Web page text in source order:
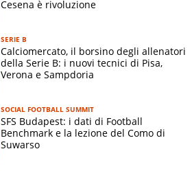
Cesena è rivoluzione
SERIE B
Calciomercato, il borsino degli allenatori
della Serie B: i nuovi tecnici di Pisa,
Verona e Sampdoria
SOCIAL FOOTBALL SUMMIT
SFS Budapest: i dati di Football
Benchmark e la lezione del Como di
Suwarso